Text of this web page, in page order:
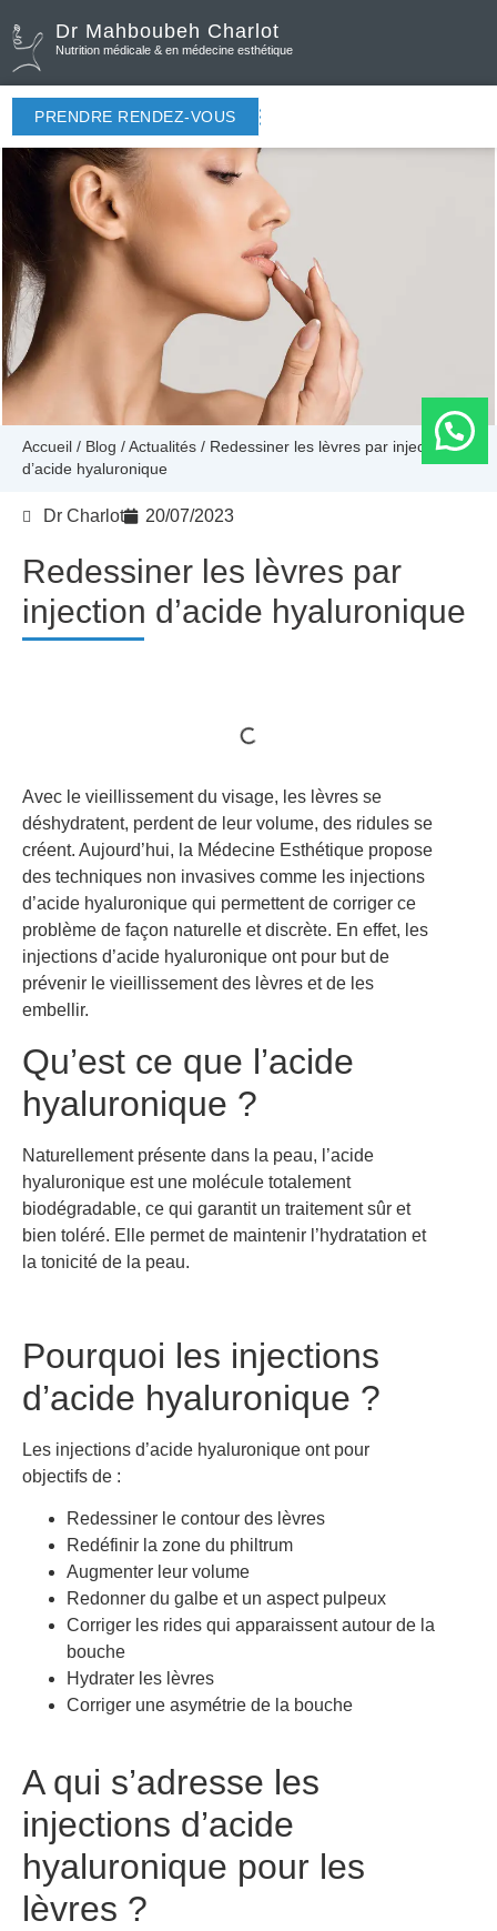
Dr Mahboubeh Charlot
Nutrition médicale & en médecine esthétique
PRENDRE RENDEZ-VOUS
Accueil / Blog / Actualités / Redessiner les lèvres par injection
d’acide hyaluronique
Dr Charlot 20/07/2023
Redessiner les lèvres par
injection d’acide hyaluronique
Avec le vieillissement du visage, les lèvres se
déshydratent, perdent de leur volume, des ridules se
créent. Aujourd’hui, la Médecine Esthétique propose
des techniques non invasives comme les injections
d’acide hyaluronique qui permettent de corriger ce
problème de façon naturelle et discrète. En effet, les
injections d’acide hyaluronique ont pour but de
prévenir le vieillissement des lèvres et de les
embellir.
Qu’est ce que l’acide
hyaluronique ?
Naturellement présente dans la peau, l’acide
hyaluronique est une molécule totalement
biodégradable, ce qui garantit un traitement sûr et
bien toléré. Elle permet de maintenir l’hydratation et
la tonicité de la peau.
Pourquoi les injections
d’acide hyaluronique ?
Les injections d’acide hyaluronique ont pour
objectifs de :
Redessiner le contour des lèvres
Redéfinir la zone du philtrum
Augmenter leur volume
Redonner du galbe et un aspect pulpeux
Corriger les rides qui apparaissent autour de la
bouche
Hydrater les lèvres
Corriger une asymétrie de la bouche
A qui s’adresse les
injections d’acide
hyaluronique pour les
lèvres ?